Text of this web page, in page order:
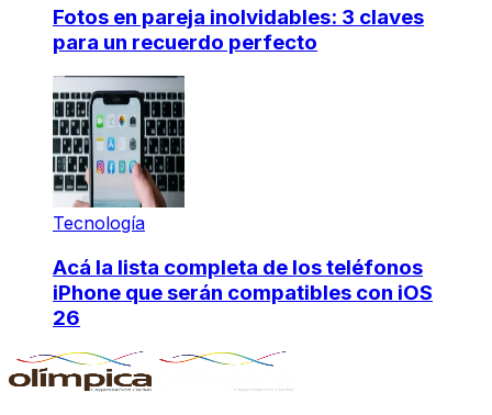
Fotos en pareja inolvidables: 3 claves
para un recuerdo perfecto
Tecnología
Acá la lista completa de los teléfonos
iPhone que serán compatibles con iOS
26